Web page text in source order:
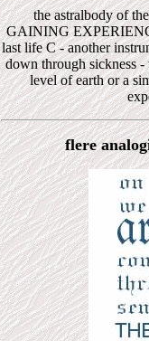
the astralbody of
GAINING
last life C - another
down through sickness
level of earth or a
flere